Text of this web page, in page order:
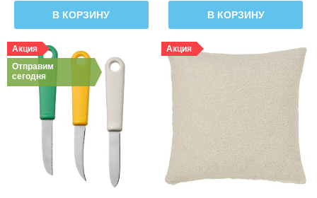
В КОРЗИНУ В КОРЗИНУ
Акция
Отправим
сегодня
Акция